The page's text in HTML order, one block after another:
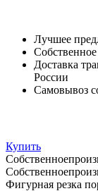
Лучшее
Доставка
России
Самовывоз
Купить
Собственное
Собственное
Фигурная резка